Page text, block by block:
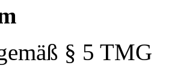
§ 5 TMG